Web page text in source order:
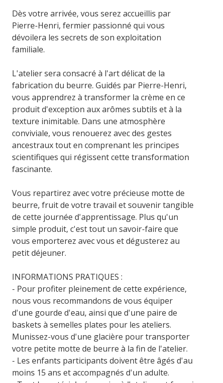
Dès votre arrivée, vous serez accueillis par
Pierre-Henri, fermier passionné qui vous
dévoilera les secrets de son exploitation
familiale.
L'atelier sera consacré à l'art délicat de la
fabrication du beurre. Guidés par Pierre-Henri,
vous apprendrez à transformer la crème en ce
produit d'exception aux arômes subtils et à la
texture inimitable. Dans une atmosphère
conviviale, vous renouerez avec des gestes
ancestraux tout en comprenant les principes
scientifiques qui régissent cette transformation
fascinante.
Vous repartirez avec votre précieuse motte de
beurre, fruit de votre travail et souvenir tangible
de cette journée d'apprentissage. Plus qu'un
simple produit, c'est tout un savoir-faire que
vous emporterez avec vous et dégusterez au
petit déjeuner.
INFORMATIONS PRATIQUES :
- Pour profiter pleinement de cette expérience,
nous vous recommandons de vous équiper
d'une gourde d'eau, ainsi que d'une paire de
baskets à semelles plates pour les ateliers.
Munissez-vous d'une glacière pour transporter
votre petite motte de beurre à la fin de l'atelier.
- Les enfants participants doivent être âgés d'au
moins 15 ans et accompagnés d'un adulte.